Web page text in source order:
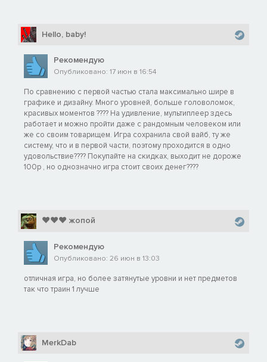
Hello, baby!
Рекомендую
Опубликовано: 17 июн в 16:54
По сравнению с первой частью стала максимально шире в
графике и дизайну. Много уровней, больше головоломок,
красивых моментов ???? На удивление, мультиплеер здесь
работает и можно пройти даже с рандомным человеком или
же со своим товарищем. Игра сохранила свой вайб, ту же
систему, что и в первой части, поэтому проходится в одно
удовольствие???? Покупайте на скидках, выходит не дороже
100р , но однозначно игра стоит своих денег????
♥♥♥ жопой
Рекомендую
Опубликовано: 26 июн в 13:03
отличная игра, но более затянутые уровни и нет предметов
так что траин 1 лучше
MerkDab